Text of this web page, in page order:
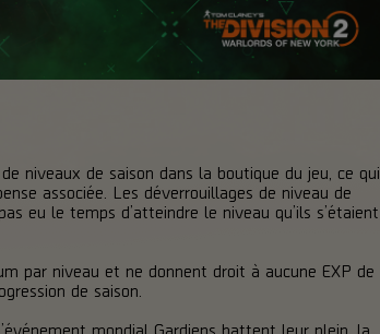
niveaux de saison dans la boutique du jeu, ce qui
associée. Les déverrouillages de niveau de
eu le temps d’atteindre le niveau qu’ils s’étaient
par niveau et ne donnent droit à aucune EXP de
de saison.
mondial Gardiens battent leur plein, la